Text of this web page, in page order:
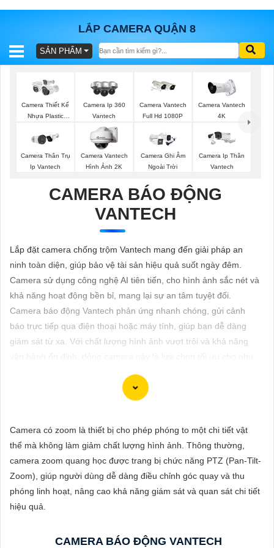
LẮP CAMERA QUẬN 8
BÁO
TRỌN
GÓI
SẢN
PHẨM
VẤN
LẮP
ĐẶT
PHỤ
KIỆN
VẤN
DỊCH
VỤ
SẢN PHẨM
Camera Thiết Kế
Nhựa Plastic
Camera Ip 360
Vantech
Camera Vantech
Full Hd 1080P
Camera Vantech
4K
Camera Thân Trụ
Ip Vantech
Camera Vantech
Hình Ảnh 2K
Camera Ghi Âm
Ngoài Trời
Camera Ip Thân
Vantech
CAMERA BÁO ĐỘNG
VANTECH
Lắp đặt camera chống trộm Vantech mang đến giải pháp an
ninh toàn diện, giúp bảo vệ tài sản hiệu quả suốt ngày đêm.
Camera sử dụng công nghệ AI tiên tiến, cho hình ảnh sắc nét và
khả năng hoạt động bền bỉ, mang lại sự an tâm tuyệt đối.
Camera báo động Vantech phản ứng nhanh chóng, gửi cảnh
báo trực tiếp qua điện thoại hoặc máy tính, giúp bạn dễ dàng
giám sát từ xa. Với chất lượng hình ảnh vượt trội và khả năng
Trộm, bạn cần xem xét một số yếu tố sau đây:
Tính năng cảnh báo: Chọn hệ thống có tính năng cảnh báo
Camera có zoom là thiết bị cho phép phóng to một chi tiết vật
thể mà không làm giảm chất lượng hình ảnh. Thông thường,
camera zoom quang học được trang bị chức năng PTZ (Pan-Tilt-
Zoom), giúp người dùng dễ dàng điều chỉnh góc quay và thu
phóng linh hoạt, nâng cao khả năng giám sát và quan sát chi tiết
hiệu quả.
CAMERA BÁO ĐỘNG VANTECH